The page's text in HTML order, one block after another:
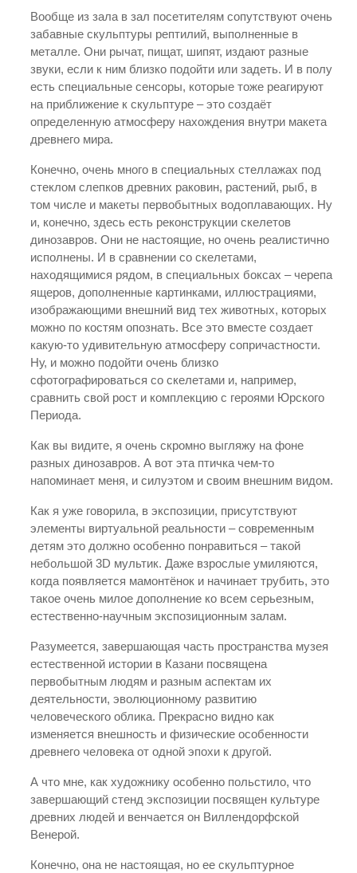
Вообще из зала в зал посетителям сопутствуют очень
забавные скульптуры рептилий, выполненные в
металле. Они рычат, пищат, шипят, издают разные
звуки, если к ним близко подойти или задеть. И в полу
есть специальные сенсоры, которые тоже реагируют
на приближение к скульптуре – это создаёт
определенную атмосферу нахождения внутри макета
древнего мира.
Конечно, очень много в специальных стеллажах под
стеклом слепков древних раковин, растений, рыб, в
том числе и макеты первобытных водоплавающих. Ну
и, конечно, здесь есть реконструкции скелетов
динозавров. Они не настоящие, но очень реалистично
исполнены. И в сравнении со скелетами,
находящимися рядом, в специальных боксах – черепа
ящеров, дополненные картинками, иллюстрациями,
изображающими внешний вид тех животных, которых
можно по костям опознать. Все это вместе создает
какую-то удивительную атмосферу сопричастности.
Ну, и можно подойти очень близко
сфотографироваться со скелетами и, например,
сравнить свой рост и комплекцию с героями Юрского
Периода.
Как вы видите, я очень скромно выгляжу на фоне
разных динозавров. А вот эта птичка чем-то
напоминает меня, и силуэтом и своим внешним видом.
Как я уже говорила, в экспозиции, присутствуют
элементы виртуальной реальности – современным
детям это должно особенно понравиться – такой
небольшой 3D мультик. Даже взрослые умиляются,
когда появляется мамонтёнок и начинает трубить, это
такое очень милое дополнение ко всем серьезным,
естественно-научным экспозиционным залам.
Разумеется, завершающая часть пространства музея
естественной истории в Казани посвящена
первобытным людям и разным аспектам их
деятельности, эволюционному развитию
человеческого облика. Прекрасно видно как
изменяется внешность и физические особенности
древнего человека от одной эпохи к другой.
А что мне, как художнику особенно польстило, что
завершающий стенд экспозиции посвящен культуре
древних людей и венчается он Виллендорфской
Венерой.
Конечно, она не настоящая, но ее скульптурное